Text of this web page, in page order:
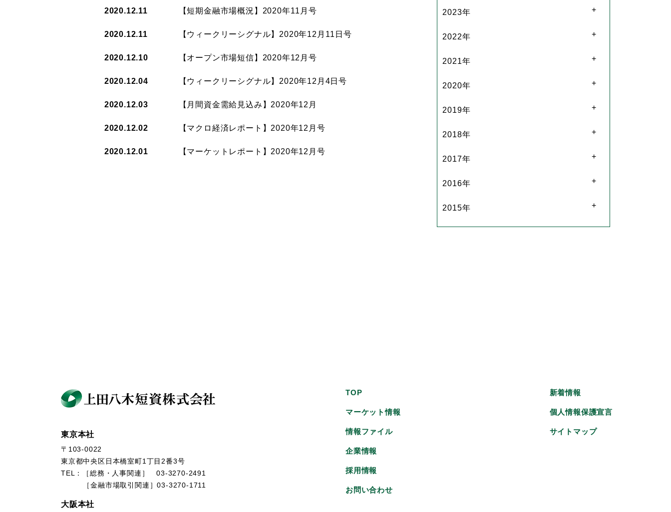
2020.12.11 【短期金融市場概況】2020年11月号
2020.12.11 【ウィークリーシグナル】2020年12月11日号
2020.12.10 【オープン市場短信】2020年12月号
2020.12.04 【ウィークリーシグナル】2020年12月4日号
2020.12.03 【月間資金需給見込み】2020年12月
2020.12.02 【マクロ経済レポート】2020年12月号
2020.12.01 【マーケットレポート】2020年12月号
2023年
2022年
2021年
2020年
2019年
2018年
2017年
2016年
2015年
東京本社
〒103-0022
東京都中央区日本橋室町1丁目2番3号
TEL：［総務・人事関連］ 03-3270-2491
［金融市場取引関連］03-3270-1711
大阪本社
TOP
マーケット情報
情報ファイル
企業情報
採用情報
お問い合わせ
新着情報
個人情報保護宣言
サイトマップ